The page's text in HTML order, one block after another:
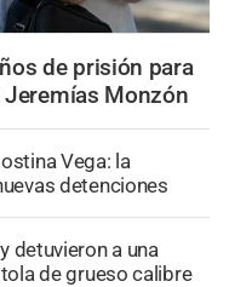
de prisión para
Monzón
Vega: la
detenciones
detuvieron a una
de grueso calibre